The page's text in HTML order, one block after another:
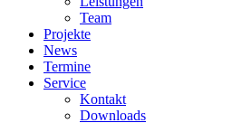
Team
Projekte
News
Termine
Service
Kontakt
Downloads